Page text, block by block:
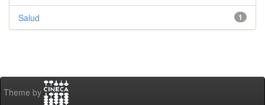
1
Salud
Theme by